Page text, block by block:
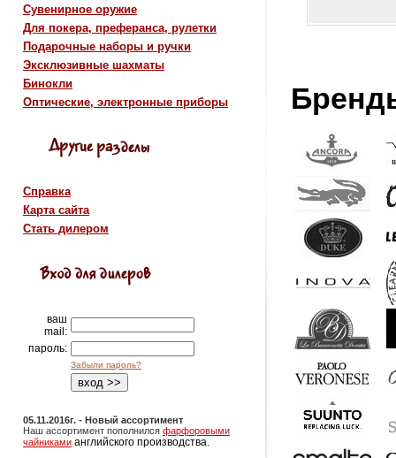
Сувенирное оружие
Для покера, преферанса, рулетки
Подарочные наборы и ручки
Эксклюзивные шахматы
Бинокли
Оптические, электронные приборы
Справка
Карта сайта
Стать дилером
ваш
mail:
пароль:
Забыли пароль?
05.11.2016г. - Новый ассортимент
Наш ассортимент пополнился фарфоровыми
чайниками английского производства.